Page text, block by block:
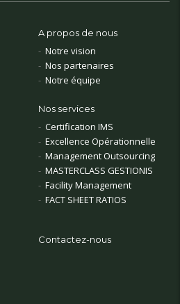
A propos de nous
Notre vision
Nos partenaires
Notre équipe
Nos services
Certification IMS
Excellence Opérationnelle
Management Outsourcing
MASTERCLASS GESTIONIS
Facility Management
FACT SHEET RATIOS
Contactez-nous